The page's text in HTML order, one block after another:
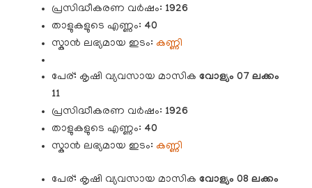
പ്രസിദ്ധീകരണ വർഷം: 1926
താളുകളുടെ എണ്ണം: 40
സ്കാൻ ലഭ്യമായ ഇടം: കണ്ണി
പേര്: കൃഷി വ്യവസായ മാസികവോള്യം 07 ലക്കം
11
പ്രസിദ്ധീകരണ വർഷം: 1926
താളുകളുടെ എണ്ണം: 40
സ്കാൻ ലഭ്യമായ ഇടം: കണ്ണി
പേര്: കൃഷി വ്യവസായ മാസിക വോള്യം 08 ലക്കം